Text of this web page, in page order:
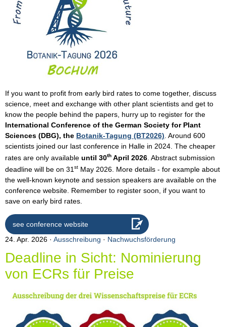
If you want to profit from early bird rates to come together, discuss
science, meet and exchange with other plant scientists and get to
know the people behind the papers, hurry up to register for the
International Conference of the German Society for Plant
Sciences (DBG), the Botanik-Tagung (BT2026) . Around 600
scientists joined our last conference in Halle in 2024. The cheaper
rates are only available until 30th April 2026 . Abstract submission
deadline will be on 31 st May 2026. More details - for example about
the well-known keynote and session speakers are available on the
conference website. Remember to register soon, if you want to
save on early bird rates.
see conference website
24. Apr. 2026
Ausschreibung · Nachwuchsförderung
Deadline in Sicht: Nominierung
von ECRs für Preise